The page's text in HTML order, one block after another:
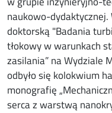
naukowo-
doktorską "Badania
tłokowy w warunkach
zasilania” na Wydziale
odbyło się kolokwium
monografię
serca z warstwą